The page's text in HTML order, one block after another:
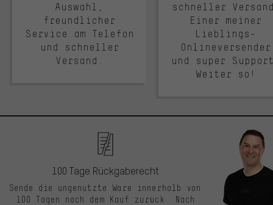
Auswahl,
freundlicher
Service am Telefon
und schneller
Versand.
schneller
Einer meiner
Lieblings-
Onlineversender
und super
Weiter so!
100 Tage Rückgaberecht
Sende die ungenutzte Ware innerhalb von
100 Tagen nach dem Kauf zurück. Nach